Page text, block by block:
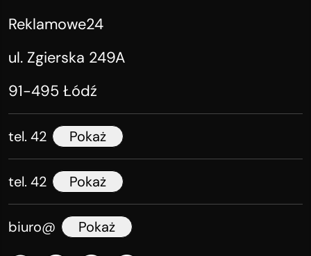
Reklamowe24
ul. Zgierska 249A
91-495 Łódź
tel. 42 Pokaż
tel. 42 Pokaż
biuro@ Pokaż